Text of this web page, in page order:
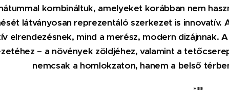
kombináltuk, amelyeket korábban nem
látványosan reprezentáló szerkezet is innovatív.
elrendezésnek, mind a merész, modern dizájnnak.
– a növények zöldjéhez, valamint a
nemcsak a homlokzaton, hanem a belső
***